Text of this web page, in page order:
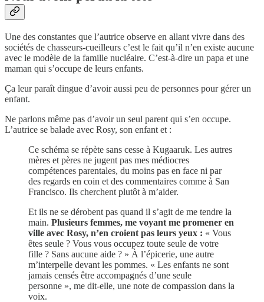
Une des constantes que l’autrice observe en allant vivre dans des
sociétés de chasseurs-cueilleurs c’est le fait qu’il n’en existe aucune
avec le modèle de la famille nucléaire. C’est-à-dire un papa et une
maman qui s’occupe de leurs enfants.
Ça leur paraît dingue d’avoir aussi peu de personnes pour gérer un
enfant.
Ne parlons même pas d’avoir un seul parent qui s’en occupe.
L’autrice se balade avec Rosy, son enfant et :
Ce schéma se répète sans cesse à Kugaaruk. Les autres
mères et pères ne jugent pas mes médiocres
compétences parentales, du moins pas en face ni par
des regards en coin et des commentaires comme à San
Francisco. Ils cherchent plutôt à m’aider.
Et ils ne se dérobent pas quand il s’agit de me tendre la
main. Plusieurs femmes, me voyant me promener en
ville avec Rosy, n’en croient pas leurs yeux : « Vous
êtes seule ? Vous vous occupez toute seule de votre
fille ? Sans aucune aide ? » À l’épicerie, une autre
m’interpelle devant les pommes. « Les enfants ne sont
jamais censés être accompagnés d’une seule
personne », me dit-elle, une note de compassion dans la
voix.